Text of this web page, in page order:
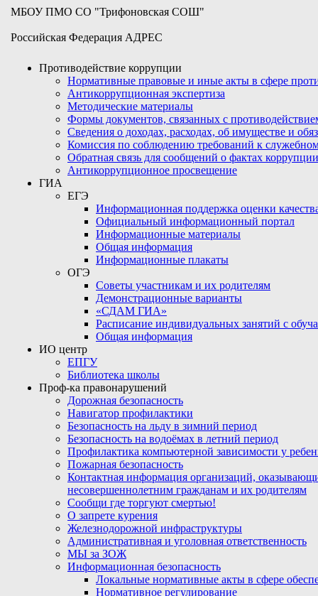
МБОУ ПМО СО "Трифоновская СОШ"
Российская Федерация АДРЕС
Противодействие коррупции
Нормативные правовые и иные акты в сфере
Антикоррупционная экспертиза
Методические материалы
Формы документов, связанных с
Сведения о доходах, расходах, об имуществе и
Комиссия по соблюдению требований к
Обратная связь для сообщений о фактах коррупции
Антикоррупционное просвещение
ГИА
ЕГЭ
Информационная поддержка оценки
Официальный информационный портал
Информационные материалы
Общая информация
Информационные плакаты
ОГЭ
Советы участникам и их родителям
Демонстрационные варианты
«СДАМ ГИА»
Расписание индивидуальных занятий с
Общая информация
ИО центр
ЕПГУ
Библиотека школы
Проф-ка правонарушений
Дорожная безопасность
Навигатор профилактики
Безопасность на льду в зимний период
Безопасность на водоёмах в летний период
Профилактика компьютерной зависимости у
Пожарная безопасность
Контактная информация организаций,
несовершеннолетним гражданам и их родителям
Сообщи где торгуют смертью!
О запрете курения
Железнодорожной инфраструктуры
Административная и уголовная ответственность
МЫ за ЗОЖ
Информационная безопасность
Локальные нормативные акты в сфере
Нормативное регулирование